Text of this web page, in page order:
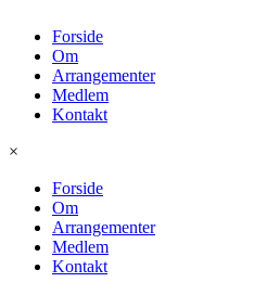
Forside
Om
Arrangementer
Medlem
Kontakt
×
Forside
Om
Arrangementer
Medlem
Kontakt